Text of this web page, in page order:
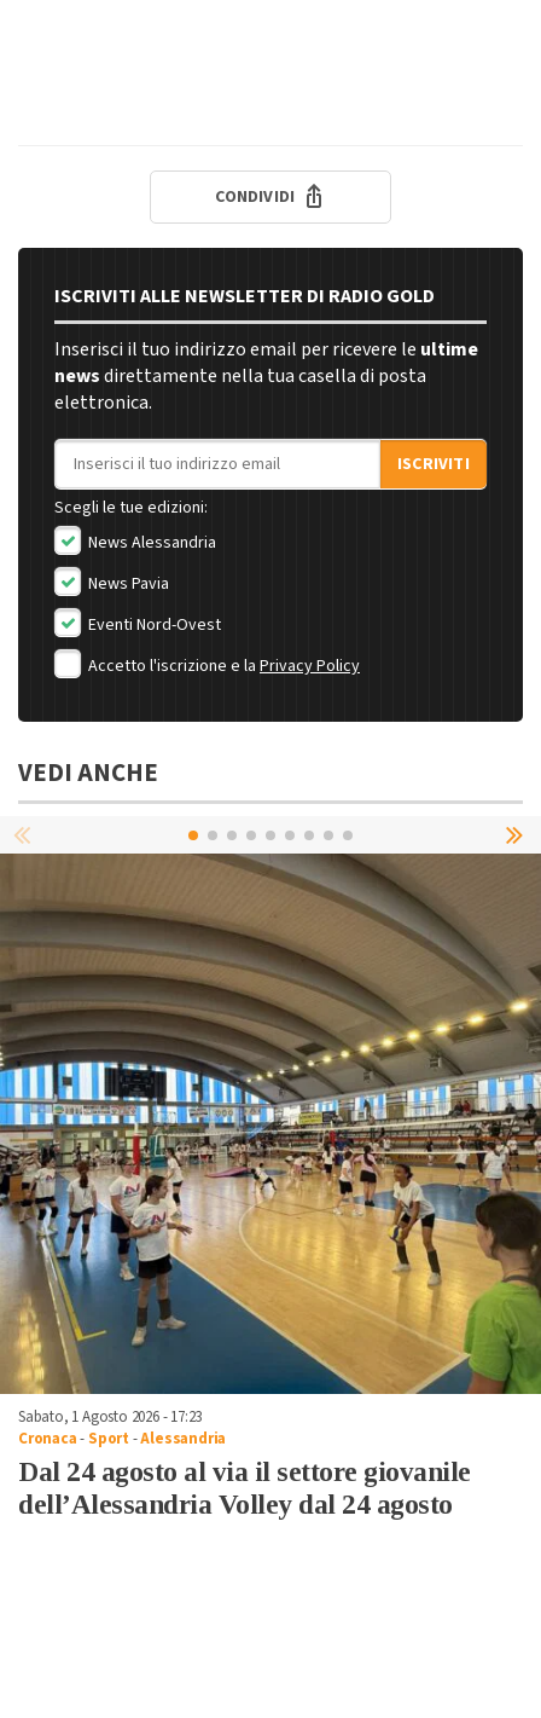
CONDIVIDI
ISCRIVITI ALLE NEWSLETTER DI RADIO GOLD
Inserisci il tuo indirizzo email per ricevere le ultime
newsdirettamente nella tua casella di posta
elettronica.
Indirizzo email
ISCRIVITI
Scegli le tue edizioni:
News Alessandria
News Pavia
Eventi Nord-Ovest
Accetto l'iscrizione e la Privacy Policy
VEDI ANCHE
Sabato, 1 Agosto 2026 - 17:23
Cronaca-Sport -Alessandria
Dal 24 agosto al via il settore giovanile
dell’Alessandria Volley dal 24 agosto